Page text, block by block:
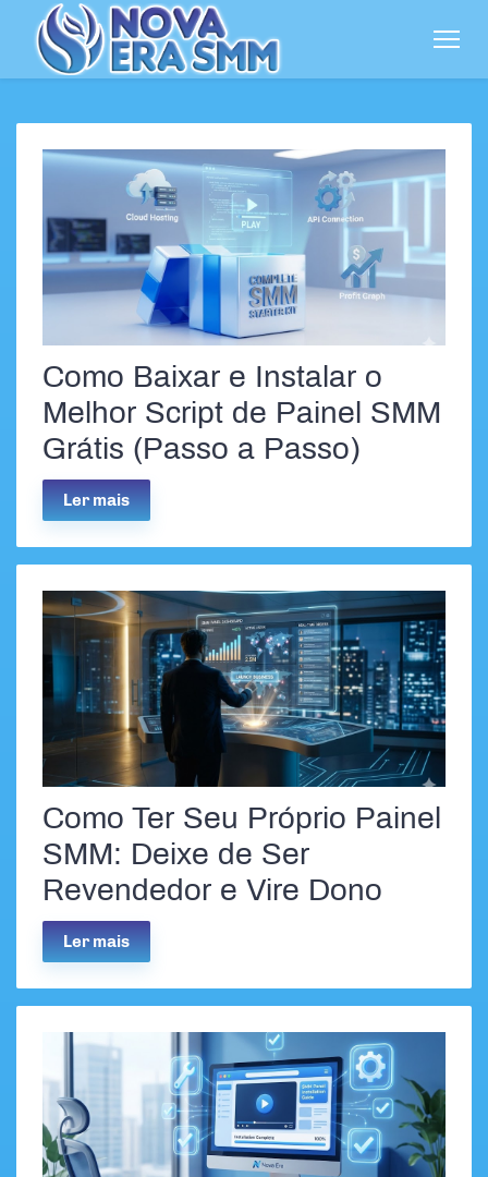
Como Baixar e Instalar o
Melhor Script de Painel SMM
Grátis (Passo a Passo)
Ler mais
Como Ter Seu Próprio Painel
SMM: Deixe de Ser
Revendedor e Vire Dono
Ler mais